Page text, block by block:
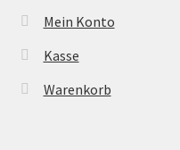
Mein Konto
Kasse
Warenkorb